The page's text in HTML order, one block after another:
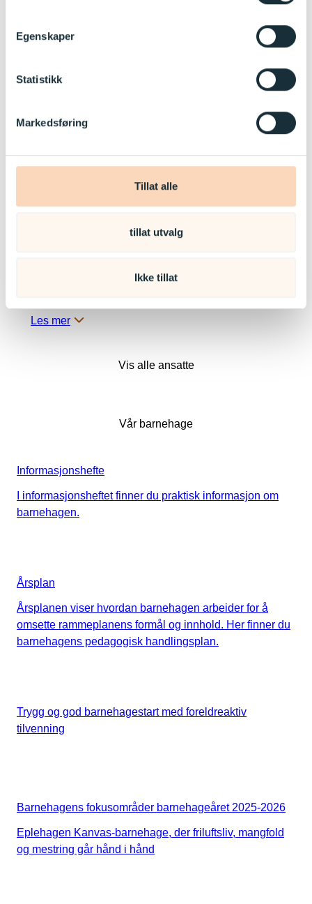
Egenskaper
Statistikk
Markedsføring
Tillat alle
tillat utvalg
Ikke tillat
Les mer
Vis alle ansatte
Vår barnehage
Informasjonshefte
I informasjonsheftet finner du praktisk informasjon om
barnehagen.
Årsplan
Årsplanen viser hvordan barnehagen arbeider for å
omsette rammeplanens formål og innhold. Her finner du
barnehagens pedagogisk handlingsplan.
Trygg og god barnehagestart med foreldreaktiv
tilvenning
Barnehagens fokusområder barnehageåret 2025-2026
Eplehagen Kanvas-barnehage, der friluftsliv, mangfold
og mestring går hånd i hånd